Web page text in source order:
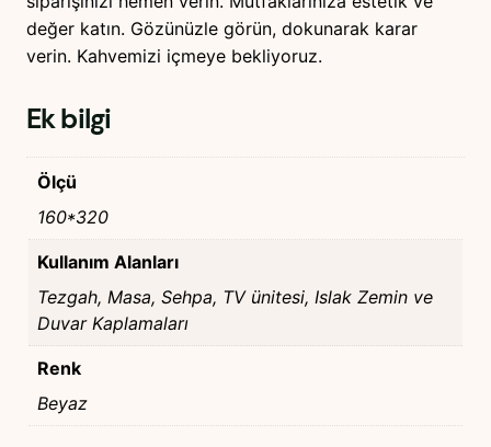
değer katın. Gözünüzle görün, dokunarak karar
verin. Kahvemizi içmeye bekliyoruz.
Ek bilgi
Ölçü
160*320
Kullanım Alanları
Tezgah, Masa, Sehpa, TV ünitesi, Islak Zemin ve
Duvar Kaplamaları
Renk
Beyaz